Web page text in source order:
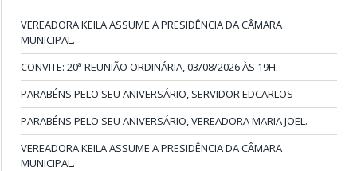
VEREADORA KEILA ASSUME A PRESIDÊNCIA DA CÂMARA
MUNICIPAL.
CONVITE: 20ª REUNIÃO ORDINÁRIA, 03/08/2026 ÀS 19H.
PARABÉNS PELO SEU ANIVERSÁRIO, SERVIDOR EDCARLOS
PARABÉNS PELO SEU ANIVERSÁRIO, VEREADORA MARIA JOEL.
VEREADORA KEILA ASSUME A PRESIDÊNCIA DA CÂMARA
MUNICIPAL.